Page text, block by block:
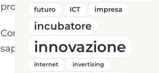
proprie strutture.
Continua a leggere per
saperne di più!
futuro ICT impresa
incubatore
innovazione
internet
invertising